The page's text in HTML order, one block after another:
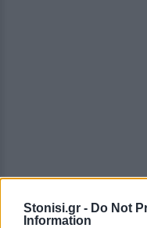
Stonisi.gr - Do Not
Information